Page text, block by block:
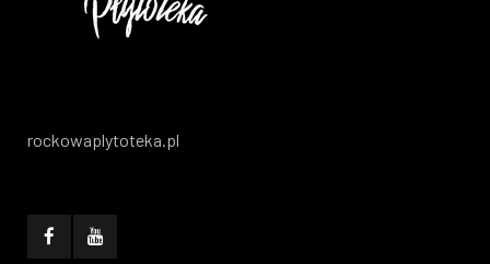
rockowaplytoteka.pl